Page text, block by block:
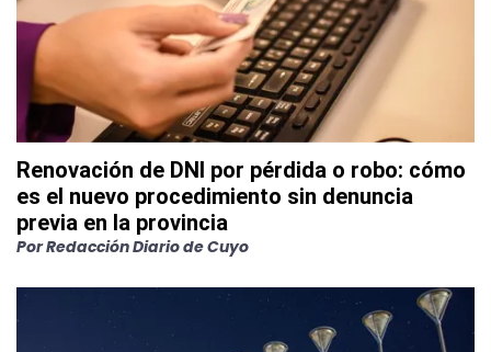
Renovación de DNI por pérdida o robo: cómo
es el nuevo procedimiento sin denuncia
previa en la provincia
PorRedacción Diario de Cuyo